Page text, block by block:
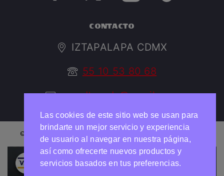
CONTACTO
IZTAPALAPA CDMX
55 10 53 80 68
argedtrendy@gmail.com
© 2026 ARGED TRENDY Todos los derechos reservados
Necesitas ayuda?
Chatea con nosotros
Las cookies de este sitio web se usan para
brindarte un mejor servicio y experiencia
de usuario al navegar en nuestra página,
así como ofrecerte nuevos productos y
servicios basados en tus preferencias.